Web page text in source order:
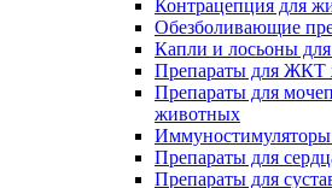
Контрацепция для
Обезболивающие
Капли и лосьоны
Препараты для ЖКТ
Препараты для
животных
Препараты для
Препараты для